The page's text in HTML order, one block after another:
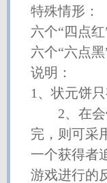
特殊情形：
六个“四点
六个“六点
说明：
1、状元饼
2、在会饼
完，则可采
一个获得者
游戏进行的